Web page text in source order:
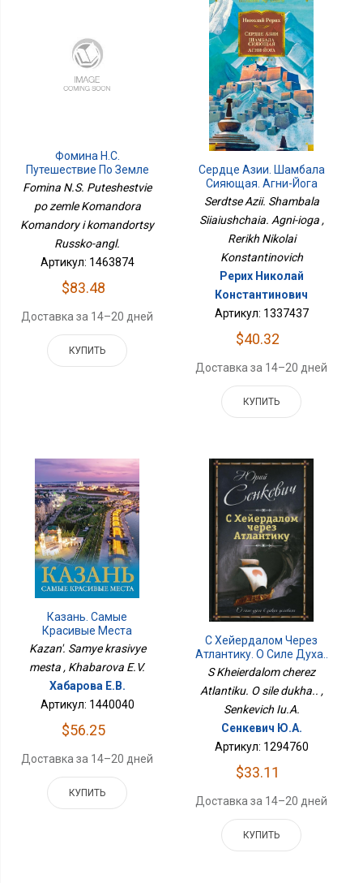
Фомина Н.С.
Путешествие По Земле
Командора Командоры
Англ.
Fomina N.S. Puteshestvie
po zemle Komandora
Komandory i komandortsy
Russko-angl.
Артикул: 1463874
$83.48
Доставка за 14–20 дней
КУПИТЬ
Сердце Азии. Шамбала
Сияющая. Агни-Йога
Serdtse Azii. Shambala
Siiaiushchaia. Agni-ioga ,
Rerikh Nikolai
Konstantinovich
Рерих Николай
Константинович
Артикул: 1337437
$40.32
Доставка за 14–20 дней
КУПИТЬ
Казань. Самые
Красивые Места
Kazan'. Samye krasivye
mesta , Khabarova E.V.
Хабарова Е.В.
Артикул: 1440040
$56.25
Доставка за 14–20 дней
КУПИТЬ
С Хейердалом Через
Атлантику. О Силе Духа..
S Kheierdalom cherez
Atlantiku. O sile dukha.. ,
Senkevich Iu.A.
Сенкевич Ю.А.
Артикул: 1294760
$33.11
Доставка за 14–20 дней
КУПИТЬ